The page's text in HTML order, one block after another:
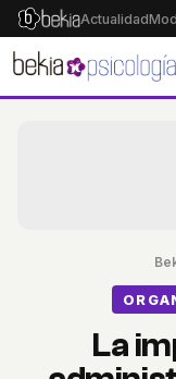
Actualidad
La